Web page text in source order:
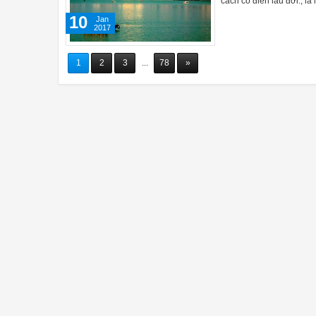
10
Jan
2017
1 2 3 ... 78 »